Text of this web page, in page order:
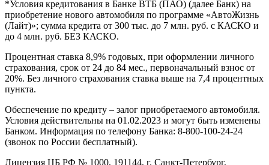
*Условия кредитования в Банке ВТБ (ПАО) (далее Банк) на
приобретение нового автомобиля по программе «АвтоЖизнь
(Лайт)»; сумма кредита от 300 тыс. до 7 млн. руб. с КАСКО и
до 4 млн. руб. БЕЗ КАСКО.
Процентная ставка 8,9% годовых, при оформлении личного
страхования, срок от 24 до 84 мес., первоначальный взнос от
20%. Без личного страхования ставка выше на 7,4 процентных
пункта.
Обеспечение по кредиту – залог приобретаемого автомобиля.
Условия действительны на 01.02.2023 и могут быть изменены
Банком. Информация по телефону Банка: 8-800-100-24-24
(звонок по России бесплатный).
Лицензия ЦБ РФ № 1000, 191144, г. Санкт-Петербург,